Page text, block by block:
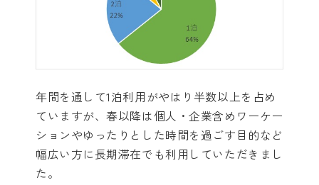
年間を通して1泊利用がやはり半数以上を占め
ていますが、春以降は個人・企業含めワーケー
ションやゆったりとした時間を過ごす目的など
幅広い方に長期滞在でも利用していただきまし
た。